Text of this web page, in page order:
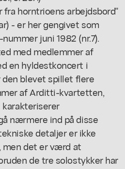
fra horntrioens arbejdsbord"
- er her gengivet som
juni 1982 (nr.7).
med medlemmer af
en hyldestkoncert i
den blevet spillet flere
af Arditti-kvartetten,
karakteriserer
nærmere ind på disse
detaljer er ikke
men det er værd at
de tre solostykker har